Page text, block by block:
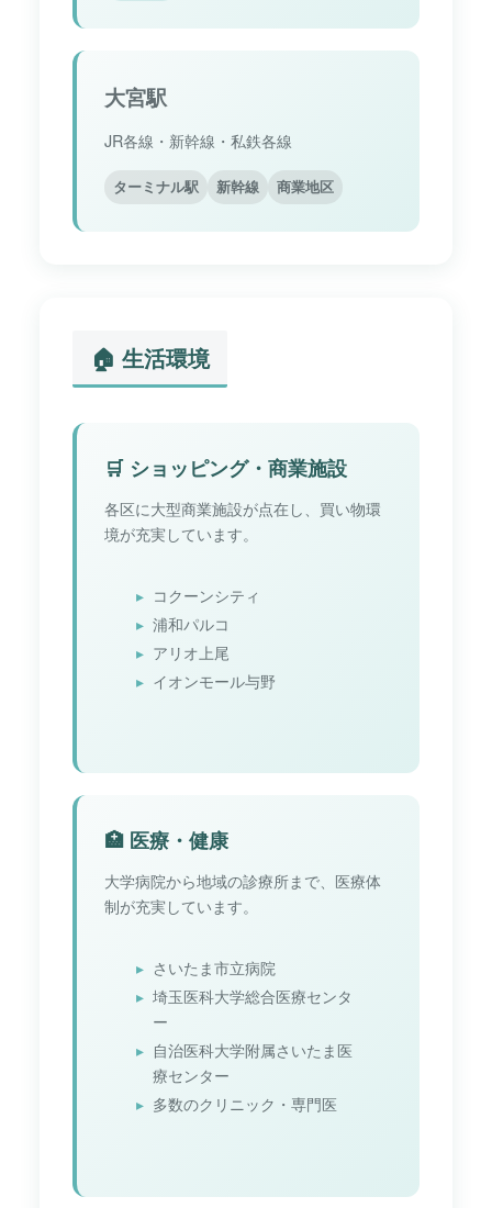
大宮駅
JR各線・新幹線・私鉄各線
ターミナル駅 新幹線 商業地区
🏠 生活環境
🛒 ショッピング・商業施設
各区に大型商業施設が点在し、買い物環
境が充実しています。
コクーンシティ
浦和パルコ
アリオ上尾
イオンモール与野
🏥 医療・健康
大学病院から地域の診療所まで、医療体
制が充実しています。
さいたま市立病院
埼玉医科大学総合医療センタ
ー
自治医科大学附属さいたま医
療センター
多数のクリニック・専門医